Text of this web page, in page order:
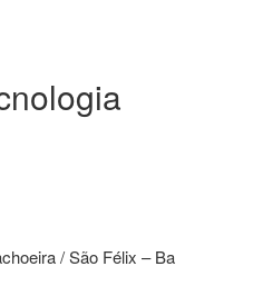
/ São Félix – Ba